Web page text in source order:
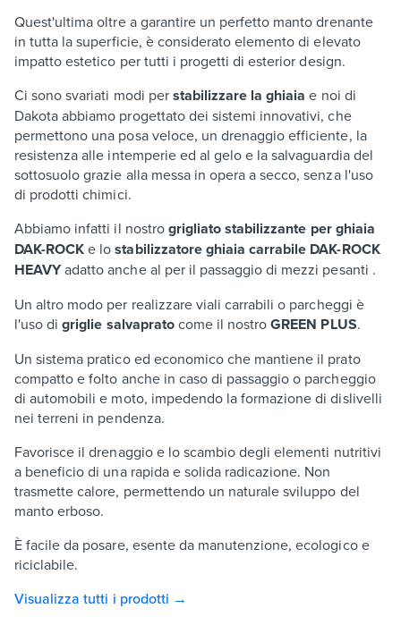
Quest'ultima oltre a garantire un perfetto manto drenante
in tutta la superficie, è considerato elemento di elevato
impatto estetico per tutti i progetti di esterior design.
Ci sono svariati modi perstabilizzare la ghiaia e noi di
Dakota abbiamo progettato dei sistemi innovativi, che
permettono una posa veloce, un drenaggio efficiente, la
resistenza alle intemperie ed al gelo e la salvaguardia del
sottosuolo grazie alla messa in opera a secco, senza l'uso
di prodotti chimici.
Abbiamo infatti il nostrogrigliato stabilizzante per ghiaia
DAK-ROCKe lostabilizzatore ghiaia carrabile DAK-ROCK
HEAVYadatto anche al per il passaggio di mezzi pesanti .
Un altro modo per realizzare viali carrabili o parcheggi è
l'uso digriglie salvapratocome il nostroGREEN PLUS.
Un sistema pratico ed economico che mantiene il prato
compatto e folto anche in caso di passaggio o parcheggio
di automobili e moto, impedendo la formazione di dislivelli
nei terreni in pendenza.
Favorisce il drenaggio e lo scambio degli elementi nutritivi
a beneficio di una rapida e solida radicazione. Non
trasmette calore, permettendo un naturale sviluppo del
manto erboso.
È facile da posare, esente da manutenzione, ecologico e
riciclabile.
Visualizza tutti i prodotti →